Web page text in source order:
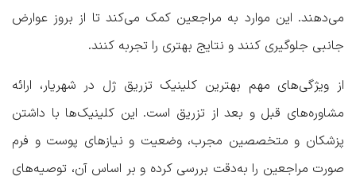
می‌دهند. این موارد به مراجعین کمک می‌کند تا از بروز عوارض
جانبی جلوگیری کنند و نتایج بهتری را تجربه کنند.
از ویژگی‌های مهم بهترین کلینیک تزریق ژل در شهریار، ارائه
مشاوره‌های قبل و بعد از تزریق است. این کلینیک‌ها با داشتن
پزشکان و متخصصین مجرب، وضعیت و نیازهای پوست و فرم
صورت مراجعین را به‌دقت بررسی کرده و بر اساس آن، توصیه‌های